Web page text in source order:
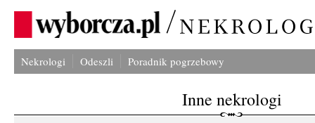
Nekrologi Odeszli Poradnik pogrzebowy
Inne nekrologi